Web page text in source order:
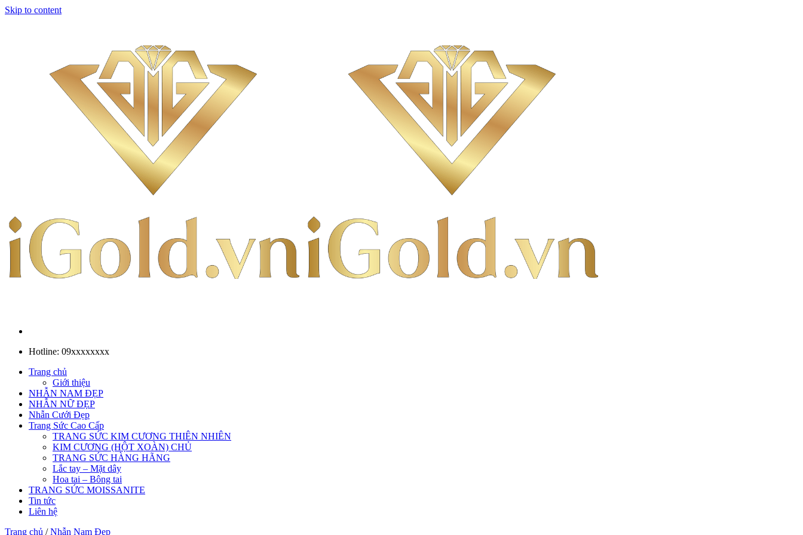
Skip to content
Hotline: 09xxxxxxxx
Trang chủ
Giới thiệu
NHẪN NAM ĐẸP
NHẪN NỮ ĐẸP
Nhẫn Cưới Đẹp
Trang Sức Cao Cấp
TRANG SỨC KIM CƯƠNG THIÊN NHIÊN
KIM CƯƠNG (HỘT XOÀN) CHỦ
TRANG SỨC HÀNG HÃNG
Lắc tay – Mặt dây
Hoa tai – Bông tai
TRANG SỨC MOISSANITE
Tin tức
Liên hệ
Trang chủ / Nhẫn Nam Đẹp